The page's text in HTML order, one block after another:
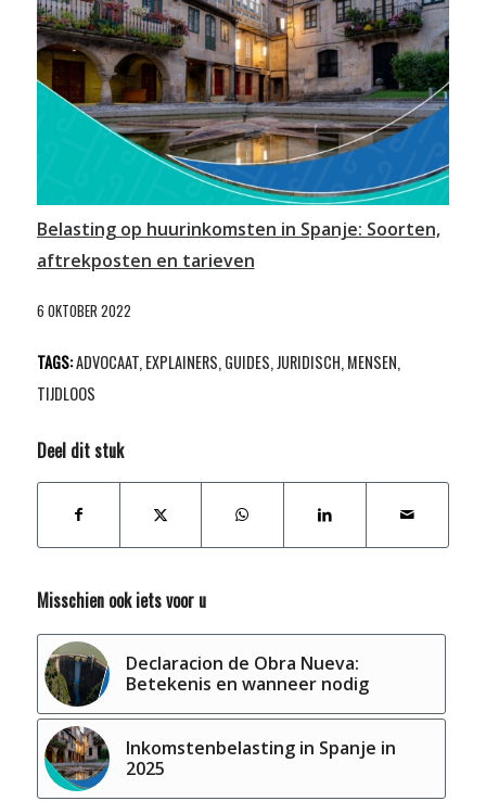
Belasting op huurinkomsten in Spanje: Soorten,
aftrekposten en tarieven
6 OKTOBER 2022
TAGS:ADVOCAAT,EXPLAINERS,GUIDES,JURIDISCH,MENSEN,
TIJDLOOS
Deel dit stuk
Misschien ook iets voor u
Declaracion de Obra Nueva:
Betekenis en wanneer nodig
Inkomstenbelasting in Spanje in
2025